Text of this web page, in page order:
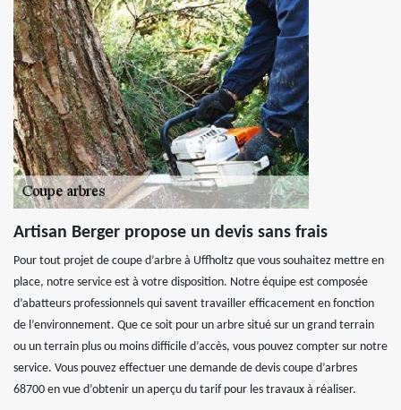
Artisan Berger propose un devis sans frais
Pour tout projet de coupe d’arbre à Uffholtz que vous souhaitez mettre en
place, notre service est à votre disposition. Notre équipe est composée
d’abatteurs professionnels qui savent travailler efficacement en fonction
de l’environnement. Que ce soit pour un arbre situé sur un grand terrain
ou un terrain plus ou moins difficile d’accès, vous pouvez compter sur notre
service. Vous pouvez effectuer une demande de devis coupe d’arbres
68700 en vue d’obtenir un aperçu du tarif pour les travaux à réaliser.